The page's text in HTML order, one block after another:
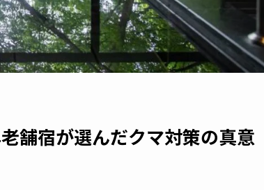
舗宿が選んだクマ対策の真意